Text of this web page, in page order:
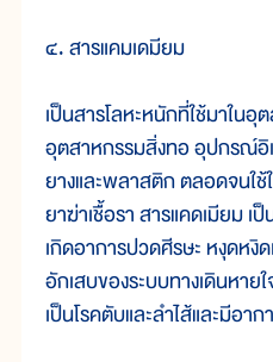
๔. สารแคมเดมียม
เป็นสารโลหะหนักที่ใช้มาใน
อุตสาหกรรมสิ่งทอ อุปกรณ์
ยางและพลาสติก ตลอดจนใช้
ยาฆ่าเชื้อรา สารแคดเมียม เ
เกิดอาการปวดศีรษะ หงุดหงิ
อักเสบของระบบทางเดินหาย
เป็นโรคตับและลำไส้และมีอา